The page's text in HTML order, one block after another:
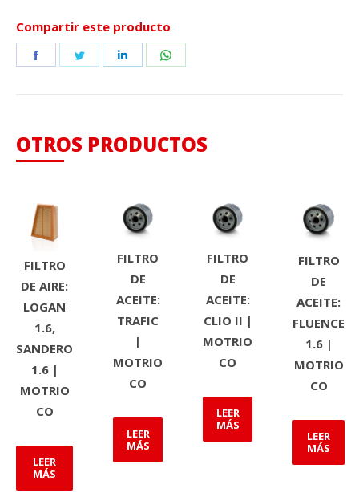
Compartir este producto
Share
Share
Share
OTROS PRODUCTOS
FILTRO
DE AIRE:
LOGAN
1.6,
SANDERO
1.6 |
MOTRIO
CO
LEER
MÁS
FILTRO
DE
ACEITE:
TRAFIC
|
MOTRIO
CO
LEER
MÁS
FILTRO
DE
ACEITE:
CLIO II |
MOTRIO
CO
LEER
MÁS
FILTRO
DE
ACEITE:
FLUENCE
1.6 |
MOTRIO
CO
LEER
MÁS